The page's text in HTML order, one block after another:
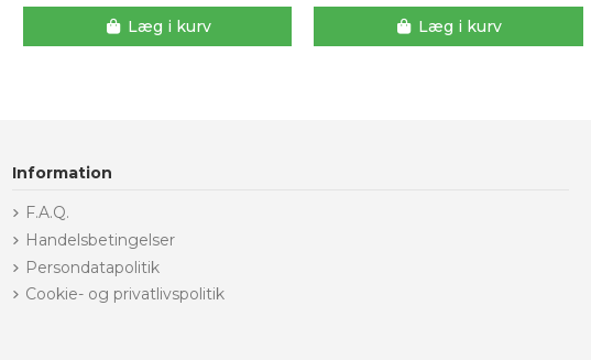
Læg i kurv Læg i kurv
Information
F.A.Q.
Handelsbetingelser
Persondatapolitik
Cookie- og privatlivspolitik